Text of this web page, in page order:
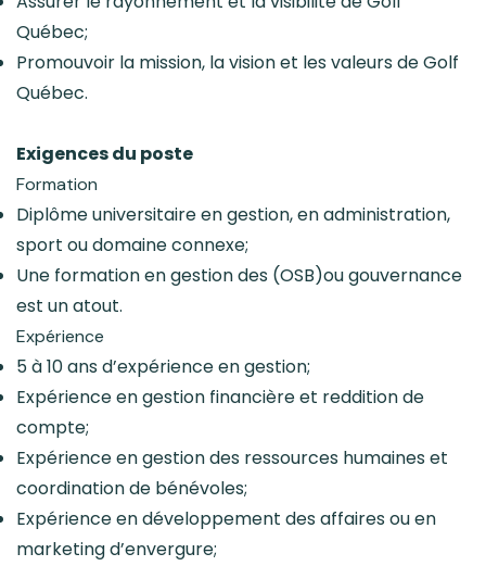
Québec;
Promouvoir la mission, la vision et les valeurs de Golf
Québec.
Exigences du poste
Formation
Diplôme universitaire en gestion, en administration,
sport ou domaine connexe;
Une formation en gestion des (OSB)ou gouvernance
est un atout.
Expérience
5 à 10 ans d’expérience en gestion;
Expérience en gestion financière et reddition de
compte;
Expérience en gestion des ressources humaines et
coordination de bénévoles;
Expérience en développement des affaires ou en
marketing d’envergure;